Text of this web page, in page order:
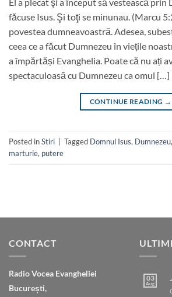
făcuse Isus. Şi toţi se minunau. (Marcu
povestea dumneavoastră. Adesea,
ceea ce a făcut Dumnezeu în viețile
a împărtăși Evanghelia. Poate că nu ați
spectaculoasă cu Dumnezeu ca omul […]
CONTINUE READING →
Posted inStiri Tagged Domnul Isus, Dumnezeu,
marturie, putere
CONTACT
Radio Vocea Evangheliei
București,
03
Aug